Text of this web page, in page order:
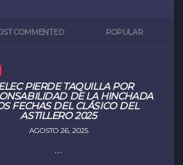
COMMENTED POPULAR
PIERDE TAQUILLA POR
DE LA HINCHADA
FECHAS DEL CLÁSICO DEL
ASTILLERO 2025
AGOSTO 26, 2025
...